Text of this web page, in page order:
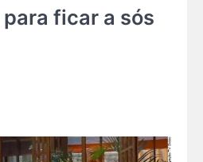
ficar a sós